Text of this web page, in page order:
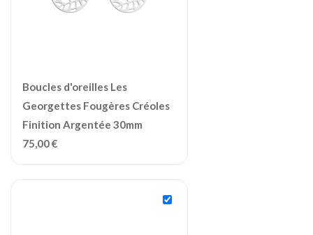
Boucles d'oreilles Les
Georgettes Fougères Créoles
Finition Argentée 30mm
75,00€